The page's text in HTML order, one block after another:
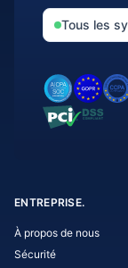
Tous les
ENTREPRISE.
À propos de nous
Sécurité